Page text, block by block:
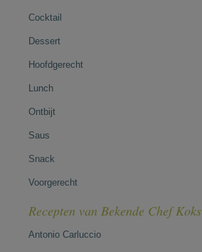
Cocktail
Dessert
Hoofdgerecht
Lunch
Ontbijt
Saus
Snack
Voorgerecht
Recepten van Bekende Chef Koks
Antonio Carluccio